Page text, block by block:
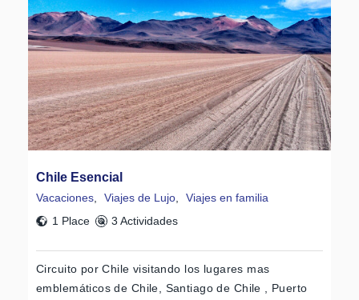
Chile Esencial
Vacaciones Viajes de Lujo
Viajes en familia
1 Place
3 Actividades
Circuito por Chile visitando los lugares mas
emblemáticos de Chile, Santiago de Chile , Puerto